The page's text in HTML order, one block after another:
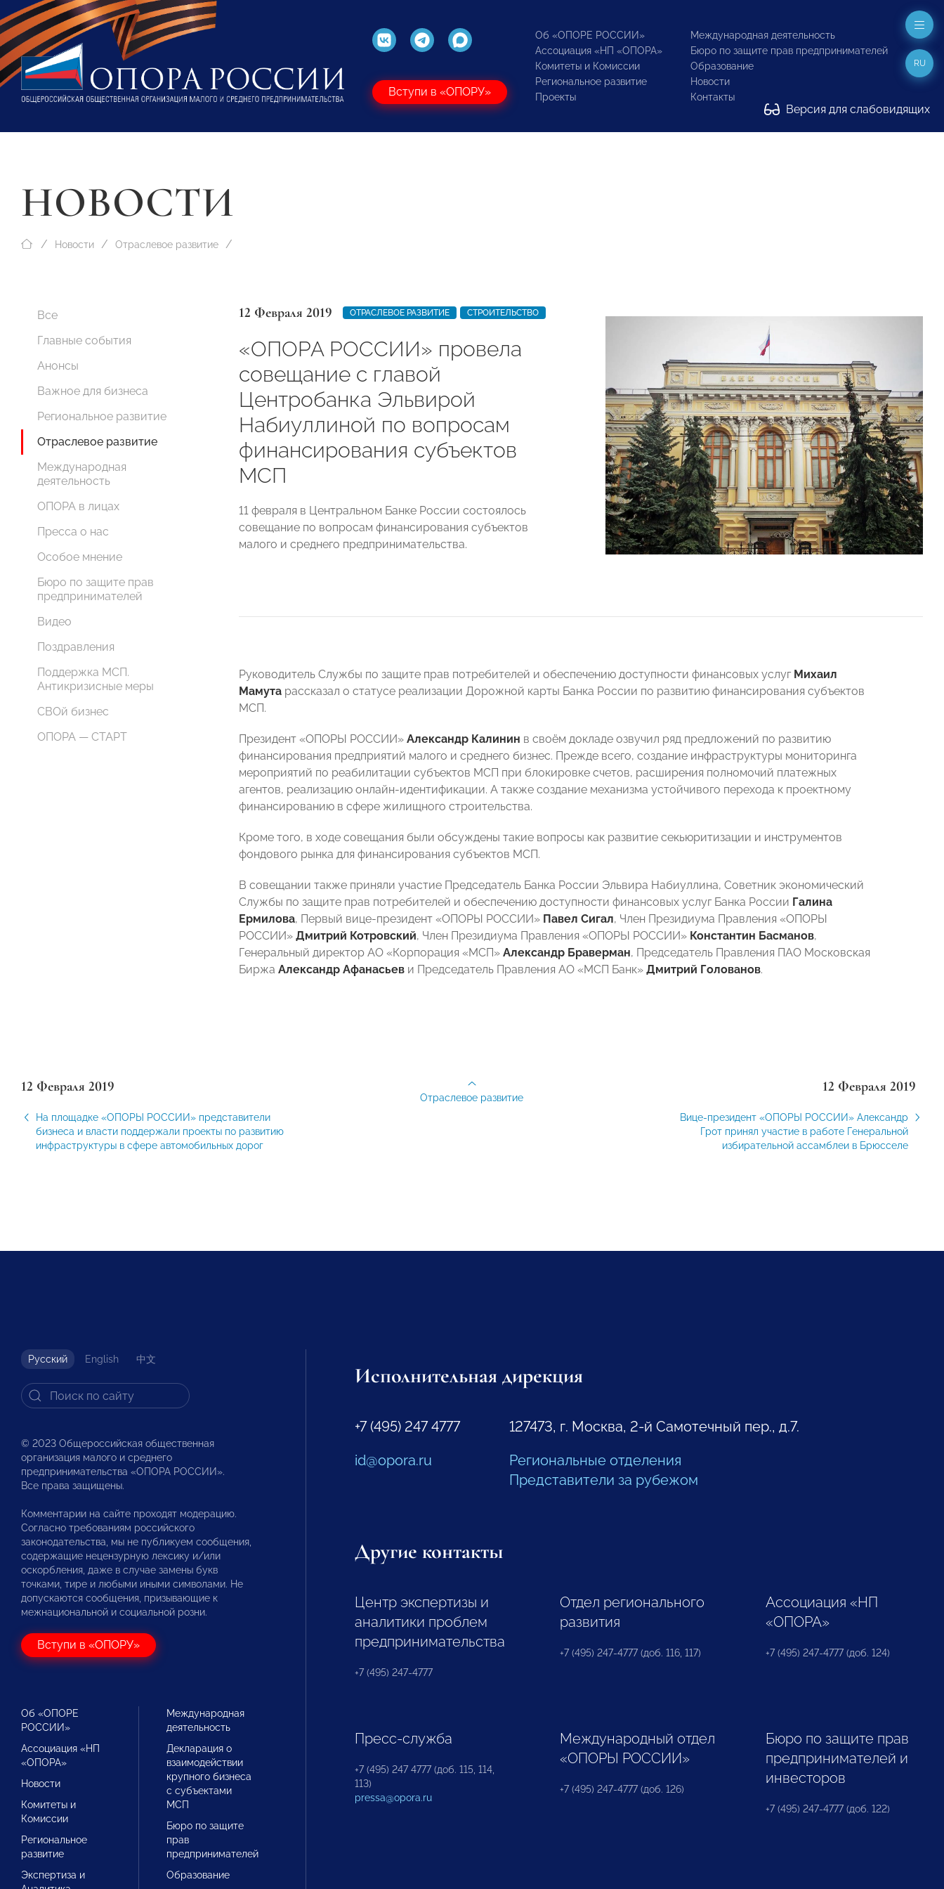
Вступи в «ОПОРУ»
Об «ОПОРЕ РОССИИ»
Ассоциация «НП «ОПОРА»
Комитеты и Комиссии
Региональное развитие
Проекты
Международная деятельность
Бюро по защите прав предпринимателей
Образование
Новости
Контакты
Версия для слабовидящих
RU
НОВОСТИ
Новости Отраслевое развитие
Все
Главные события
Анонсы
Важное для бизнеса
Региональное развитие
Отраслевое развитие
Международная
деятельность
ОПОРА в лицах
Пресса о нас
Особое мнение
Бюро по защите прав
предпринимателей
Видео
Поздравления
Поддержка МСП.
Антикризисные меры
СВОй бизнес
ОПОРА — СТАРТ
12 Февраля 2019 ОТРАСЛЕВОЕ РАЗВИТИЕ СТРОИТЕЛЬСТВО
«ОПОРА РОССИИ» провела
совещание с главой
Центробанка Эльвирой
Набиуллиной по вопросам
финансирования субъектов
МСП
11 февраля в Центральном Банке России состоялось
совещание по вопросам финансирования субъектов
малого и среднего предпринимательства.
Руководитель Службы по защите прав потребителей и обеспечению доступности финансовых услуг Михаил
Мамута рассказал о статусе реализации Дорожной карты Банка России по развитию финансирования субъектов
МСП.
Президент «ОПОРЫ РОССИИ» Александр Калинин в своём докладе озвучил ряд предложений по развитию
финансирования предприятий малого и среднего бизнес. Прежде всего, создание инфраструктуры мониторинга
мероприятий по реабилитации субъектов МСП при блокировке счетов, расширения полномочий платежных
агентов, реализацию онлайн-идентификации. А также создание механизма устойчивого перехода к проектному
финансированию в сфере жилищного строительства.
Кроме того, в ходе совещания были обсуждены такие вопросы как развитие секьюритизации и инструментов
фондового рынка для финансирования субъектов МСП.
В совещании также приняли участие Председатель Банка России Эльвира Набиуллина, Советник экономический
Службы по защите прав потребителей и обеспечению доступности финансовых услуг Банка России Галина
Ермилова, Первый вице-президент «ОПОРЫ РОССИИ» Павел Сигал, Член Президиума Правления «ОПОРЫ
РОССИИ» Дмитрий Котровский, Член Президиума Правления «ОПОРЫ РОССИИ» Константин Басманов,
Генеральный директор АО «Корпорация «МСП» Александр Браверман, Председатель Правления ПАО Московская
Биржа Александр Афанасьев и Председатель Правления АО «МСП Банк» Дмитрий Голованов.
12 Февраля 2019
На площадке «ОПОРЫ РОССИИ» представители
бизнеса и власти поддержали проекты по развитию
инфраструктуры в сфере автомобильных дорог
12 Февраля 2019
Вице-президент «ОПОРЫ РОССИИ» Александр
Грот принял участие в работе Генеральной
избирательной ассамблеи в Брюсселе
Отраслевое развитие
Русский English 中文
© 2023 Общероссийская общественная
организация малого и среднего
предпринимательства «ОПОРА РОССИИ».
Все права защищены.
Комментарии на сайте проходят модерацию.
Согласно требованиям российского
законодательства, мы не публикуем сообщения,
содержащие нецензурную лексику и/или
оскорбления, даже в случае замены букв
точками, тире и любыми иными символами. Не
допускаются сообщения, призывающие к
межнациональной и социальной розни.
Вступи в «ОПОРУ»
Об «ОПОРЕ
РОССИИ»
Ассоциация «НП
«ОПОРА»
Новости
Комитеты и
Комиссии
Региональное
развитие
Экспертиза и
Международная
деятельность
Декларация о
взаимодействии
крупного бизнеса
с субъектами
МСП
Бюро по защите
прав
предпринимателей
Образование
Исполнительная дирекция
+7 (495) 247 4777
id@opora.ru
127473, г. Москва, 2-й Самотечный пер., д.7.
Региональные отделения
Представители за рубежом
Другие контакты
Центр экспертизы и
аналитики проблем
предпринимательства
+7 (495) 247-4777
Отдел регионального
развития
+7 (495) 247-4777 (доб. 116, 117)
Ассоциация «НП
«ОПОРА»
+7 (495) 247-4777 (доб. 124)
Пресс-служба
+7 (495) 247 4777 (доб. 115, 114,
113)
pressa@opora.ru
Международный отдел
«ОПОРЫ РОССИИ»
+7 (495) 247-4777 (доб. 126)
Бюро по защите прав
предпринимателей и
инвесторов
+7 (495) 247-4777 (доб. 122)